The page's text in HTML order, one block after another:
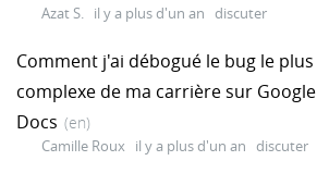
Azat S. il y a plus d'un an discuter
Comment j'ai débogué le bug le plus
complexe de ma carrière sur Google
Docs (en)
Camille Roux il y a plus d'un an discuter